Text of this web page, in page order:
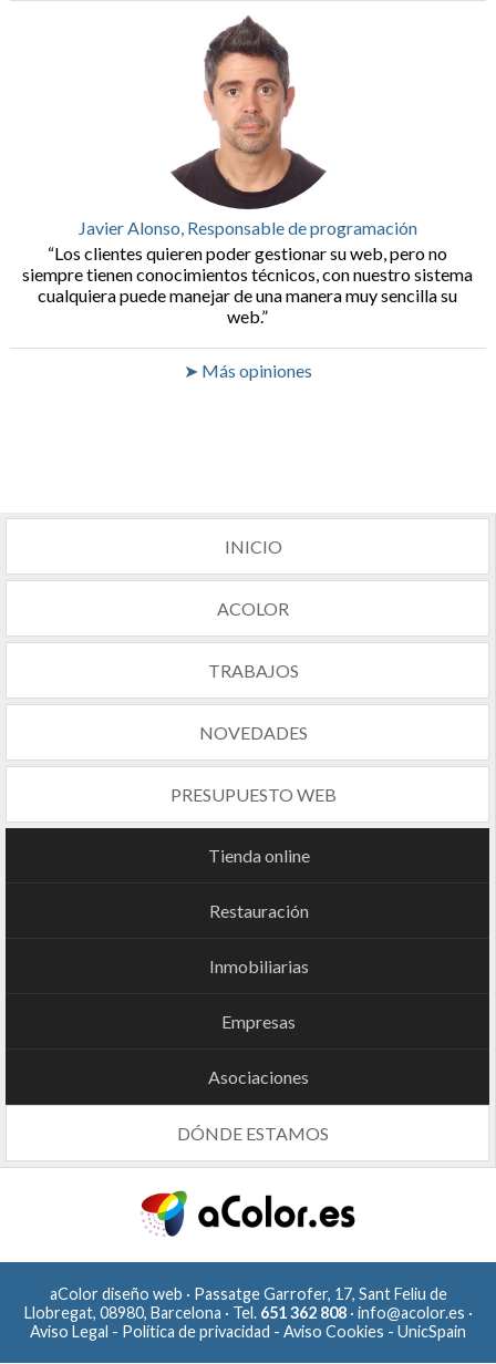
Javier Alonso, Responsable de programación
Los clientes quieren poder gestionar su web, pero no
siempre tienen conocimientos técnicos, con nuestro sistema
cualquiera puede manejar de una manera muy sencilla su
web.
➤ Más opiniones
INICIO
ACOLOR
TRABAJOS
NOVEDADES
PRESUPUESTO WEB
Tienda online
Restauración
Inmobiliarias
Empresas
Asociaciones
DÓNDE ESTAMOS
aColor diseño web · Passatge Garrofer, 17, Sant Feliu de
Llobregat, 08980, Barcelona · Tel. 651 362 808· info@acolor.es ·
Aviso Legal - Política de privacidad - Aviso Cookies - UnicSpain